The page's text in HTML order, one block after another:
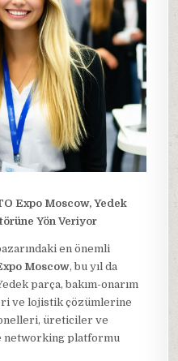
Expo Moscow, Yedek
Yön Veriyor
en önemli
Moscow, bu yıl da
parça, bakım-onarım
ve lojistik çözümlerine
üreticiler ve
networking platformu